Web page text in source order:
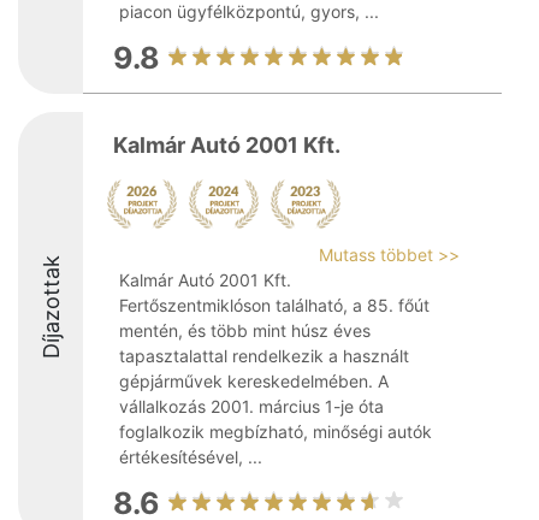
piacon ügyfélközpontú, gyors, ...
9.8
Díjazottak
Kalmár Autó 2001 Kft.
Mutass többet >>
Kalmár Autó 2001 Kft.
Fertőszentmiklóson található, a 85. főút
mentén, és több mint húsz éves
tapasztalattal rendelkezik a használt
gépjárművek kereskedelmében. A
vállalkozás 2001. március 1-je óta
foglalkozik megbízható, minőségi autók
értékesítésével, ...
8.6